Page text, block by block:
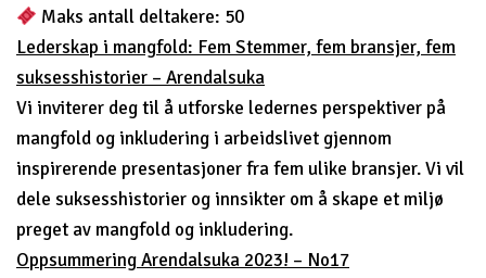
Maks antall deltakere: 50
Lederskap i mangfold: Fem Stemmer, fem bransjer, fem
suksesshistorier – Arendalsuka
Vi inviterer deg til å utforske ledernes perspektiver på
mangfold og inkludering i arbeidslivet gjennom
inspirerende presentasjoner fra fem ulike bransjer. Vi vil
dele suksesshistorier og innsikter om å skape et miljø
preget av mangfold og inkludering.
Oppsummering Arendalsuka 2023! – No17